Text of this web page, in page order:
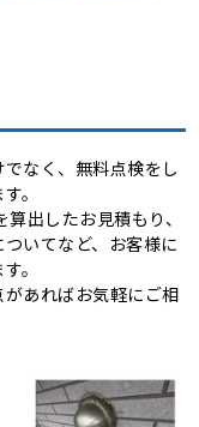
なく、無料点検をし
。
出したお見積もり、
いてなど、お客様に
。
あればお気軽にご相